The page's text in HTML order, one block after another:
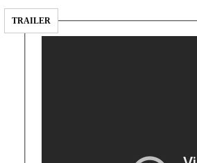
TRAILER